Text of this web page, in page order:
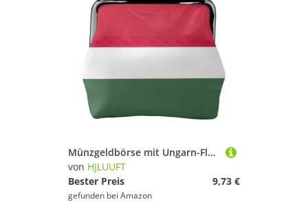
Münzgeldbörse mit Ungarn-Flagge für Damen, kleine Damen-Geldbörse, kleine Make-up-Tasche für Geldbörse, ultradünne Retro-Geldbörse, Schwarz, Einheitsgröße, Art Deco
von HJLUUFT
Bester Preis
9,73 €
gefunden bei Amazon